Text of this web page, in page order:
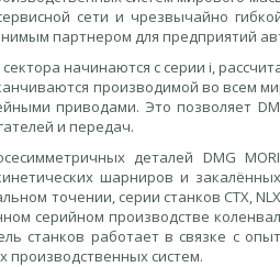
сети и чрезвычайно
партнером для предприятий
начинаются с серии i,
производимой во всем
приводами. Это позволяет
и передач.
деталей DMG
шарниров и
точении, серии станков CTX,
серийном производстве
станков работает в связке с
систем.